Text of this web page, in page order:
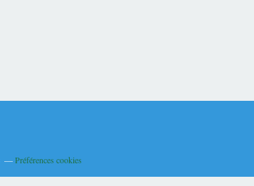
Préférences cookies